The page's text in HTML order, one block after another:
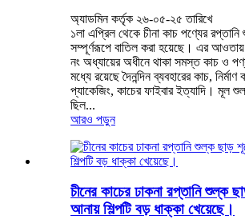
অ্যাডমিন কর্তৃক ২৬-০৫-২৫ তারিখে
১লা এপ্রিল থেকে চীনা কাচ পণ্যের
সম্পূর্ণরূপে বাতিল করা হয়েছে। এর
নং অধ্যায়ের অধীনে থাকা সমস্ত কাচ ও
মধ্যে রয়েছে দৈনন্দিন ব্যবহারের কাচ, নির্মাণ
প্যাকেজিং, কাচের ফাইবার ইত্যাদি। মূল
ছিল...
আরও পড়ুন
চীনের কাচের ঢাকনা রপ্তানি শুল্ক
আনায় শিল্পটি বড় ধাক্কা খেয়েছে।